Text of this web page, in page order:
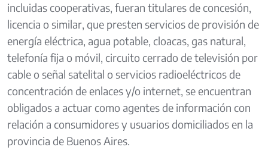
incluidas cooperativas, fueran titulares de concesión,
licencia o similar, que presten servicios de provisión de
energía eléctrica, agua potable, cloacas, gas natural,
telefonía fija o móvil, circuito cerrado de televisión por
cable o señal satelital o servicios radioeléctricos de
concentración de enlaces y/o internet, se encuentran
obligados a actuar como agentes de información con
relación a consumidores y usuarios domiciliados en la
provincia de Buenos Aires.